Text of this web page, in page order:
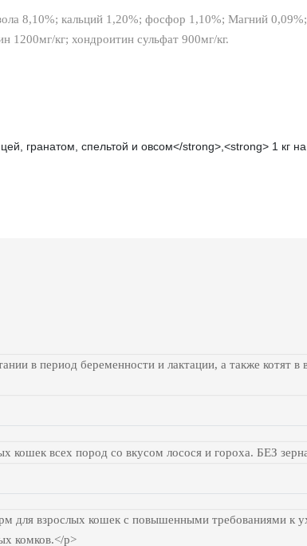
8,10%; кальций 1,20%; фосфор 1,10%; Магний 0,09%;
кг; хондроитин сульфат 900мг/кг.